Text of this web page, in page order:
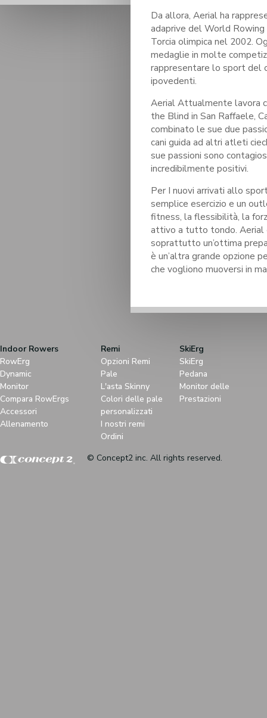
Da allora, Aerial ha
adaprive del World
Torcia olimpica nel 2002.
medaglie in molte
rappresentare lo sport del
ipovedenti.
Aerial Attualmente lavora
the Blind in San Raffaele,
combinato le sue due
cani guida ad altri atleti
sue passioni sono
incredibilmente positivi.
Per I nuovi arrivati allo
semplice esercizio e un
fitness, la flessibilità, la
attivo a tutto tondo. Aerial
soprattutto un’ottima
è un’altra grande opzione
che vogliono muoversi in
Indoor Rowers
RowErg
Dynamic
Monitor
Compara RowErgs
Accessori
Allenamento
Remi
Opzioni Remi
Pale
L'asta Skinny
Colori delle pale
personalizzati
I nostri remi
Ordini
SkiErg
SkiErg
Pedana
Monitor delle
Prestazioni
© Concept2 inc. All rights reserved.